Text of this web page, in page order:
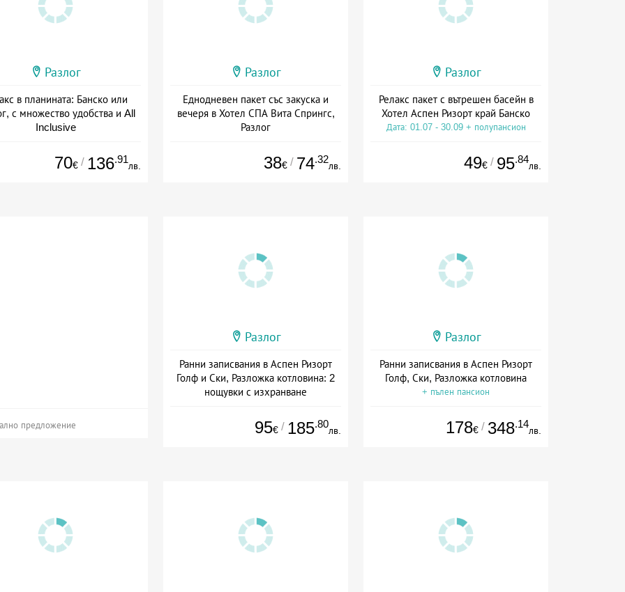
Разлог
в планината: Банско или
с множество удобства и All
Inclusive
70€ / 136.91
лв.
Разлог
Еднодневен пакет със закуска и
вечеря в Хотел СПА Вита Спрингс,
Разлог
38€ / 74.32
лв.
Разлог
Релакс пакет с вътрешен басейн в
Хотел Аспен Ризорт край Банско
Дата: 01.07 - 30.09 + полупансион
49€ / 95.84
лв.
предложение
Разлог
Ранни записвания в Аспен Ризорт
Голф и Ски, Разложка котловина: 2
нощувки с изхранване
95€ / 185.80
лв.
Разлог
Ранни записвания в Аспен Ризорт
Голф, Ски, Разложка котловина
+ пълен пансион
178€ / 348.14
лв.